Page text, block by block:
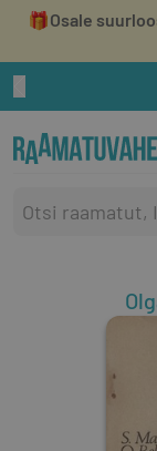
🎁Osale